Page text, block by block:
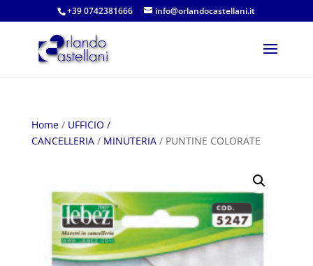
+39 0742381666 info@orlandocastellani.it
Home/ UFFICIO /
CANCELLERIA/ MINUTERIA/ PUNTINE COLORATE